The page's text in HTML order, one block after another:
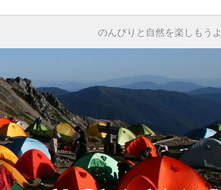
のんびりと自然を楽しもうよ